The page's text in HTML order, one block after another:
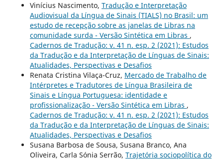
Vinícius Nascimento, Tradução e Interpretação
Audiovisual da Língua de Sinais (TIALS) no Brasil: um
estudo de recepção sobre as janelas de Libras na
comunidade surda - Versão Sintética em Libras ,
Cadernos de Tradução: v. 41 n. esp. 2 (2021): Estudos
da Tradução e da Interpretação de Línguas de Sinais:
Atualidades, Perspectivas e Desafios
Renata Cristina Vilaça-Cruz, Mercado de Trabalho de
Intérpretes e Tradutores de Língua Brasileira de
Sinais e Língua Portuguesa: identidade e
profissionalização - Versão Sintética em Libras ,
Cadernos de Tradução: v. 41 n. esp. 2 (2021): Estudos
da Tradução e da Interpretação de Línguas de Sinais:
Atualidades, Perspectivas e Desafios
Susana Barbosa de Sousa, Susana Branco, Ana
Oliveira, Carla Sónia Serrão, Trajetória sociopolítica do